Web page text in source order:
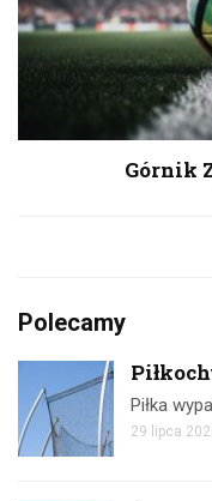
Górnik
Polecamy
Piłka
29 lipca